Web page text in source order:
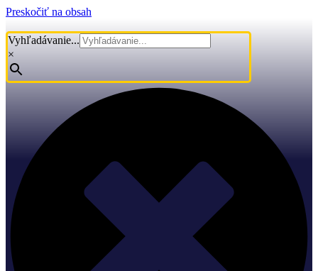
Preskočiť na obsah
Vyhľadávanie...
×